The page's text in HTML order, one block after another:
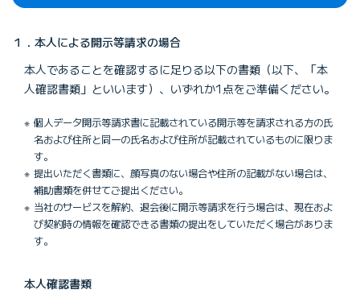
１．本人による開示等請求の場合
本人であることを確認するに足りる以下の書類（以下、「本
人確認書類」といいます）、いずれか1点をご準備ください。
個人データ開示等請求書に記載されている開示等を請求される方の氏
名および住所と同一の氏名および住所が記載されているものに限りま
す。
提出いただく書類に、顔写真のない場合や住所の記載がない場合は、
補助書類を併せてご提出ください。
当社のサービスを解約、退会後に開示等請求を行う場合は、現在およ
び契約時の情報を確認できる書類の提出をしていただく場合がありま
す。
本人確認書類